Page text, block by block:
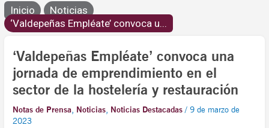
Inicio
Noticias
‘Valdepeñas Empléate’ convoca u...
‘Valdepeñas Empléate’ convoca una
jornada de emprendimiento en el
sector de la hostelería y restauración
Notas de Prensa, Noticias, Noticias Destacadas /9 de marzo de
2023